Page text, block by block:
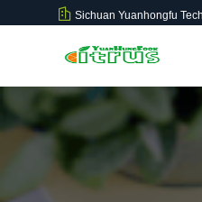
Sichuan Yuanhongfu